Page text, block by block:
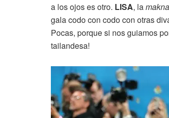
a los ojos es otro. LISA, la
gala codo con codo con otras
Pocas, porque si nos guiamos
tailandesa!